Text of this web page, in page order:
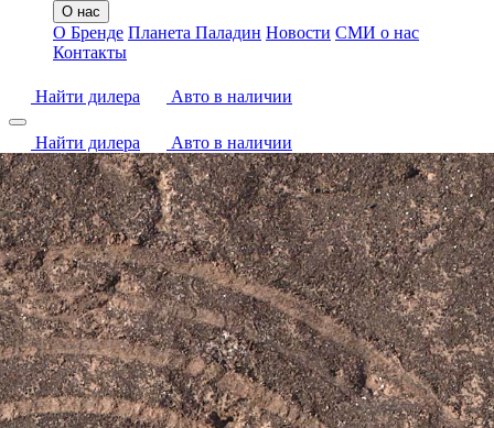
О нас
О Бренде Планета Паладин Новости СМИ о нас
Контакты
Найти дилера Авто в наличии
Найти дилера Авто в наличии